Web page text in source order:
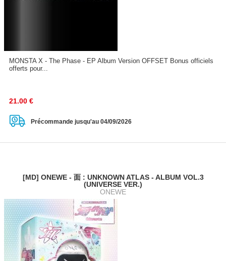
MONSTA X - The Phase - EP Album Version OFFSET Bonus officiels
offerts pour...
21.00 €
Précommande jusqu'au 04/09/2026
[MD] ONEWE - 面 : UNKNOWN ATLAS - ALBUM VOL.3
(UNIVERSE VER.)
ONEWE